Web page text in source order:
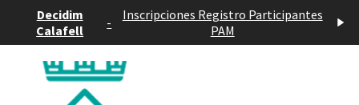
Decidim
Calafell
-
Inscripciones Registro Participantes
PAM